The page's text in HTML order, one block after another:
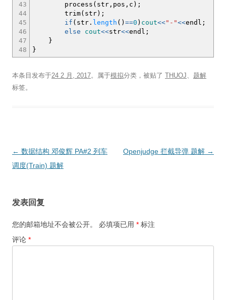
43
44
45
46
47
48
process ( str,pos,c ) ;
trim( str) ;
if ( str. length ( ) ==0 ) cout<<"-"<<endl ;
else
cout<<str<<endl ;
}
}
本条目发布于24 2 月, 2017。属于模拟分类，被贴了 THUOJ、 题解
标签。
文
章
← 数据结构 邓俊辉 PA#2 列车
调度(Train) 题解
Openjudge 拦截导弹 题解 →
发表回复
您的邮箱地址不会被公开。 必填项已用 * 标注
评论 *